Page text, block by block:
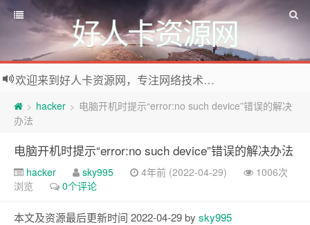
好人卡资源网
欢迎来到好人卡资源网，专注网络技术资源收集，我们不仅是网络资源的搬运工，也生产原创资源。寻找资源请留言或关注公众号:烈日下的男人
> hacker > 电脑开机时提示“error:no such device”错误的解决
办法
电脑开机时提示“error:no such device”错误的解决办法
hacker sky995 4年前 (2022-04-29)
1006次
浏览
0个评论
本文及资源最后更新时间 2022-04-29 by sky995